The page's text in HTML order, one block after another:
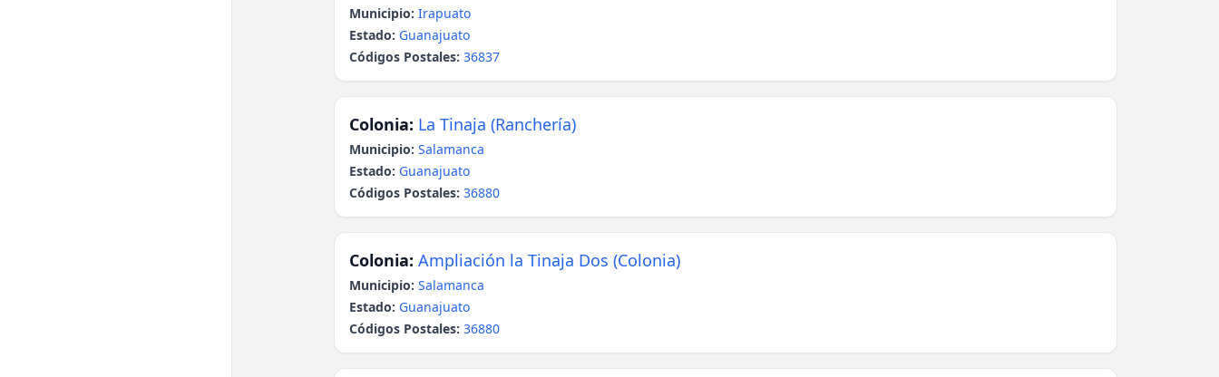
Municipio: Irapuato
Estado: Guanajuato
Códigos Postales: 36837
Colonia: La Tinaja (Ranchería)
Municipio: Salamanca
Estado: Guanajuato
Códigos Postales: 36880
Colonia: Ampliación la Tinaja Dos (Colonia)
Municipio: Salamanca
Estado: Guanajuato
Códigos Postales: 36880